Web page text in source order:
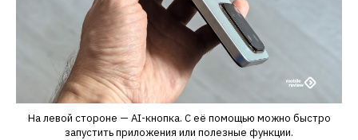
На левой стороне — AI-кнопка. С её помощью можно быстро
запустить приложения или полезные функции.